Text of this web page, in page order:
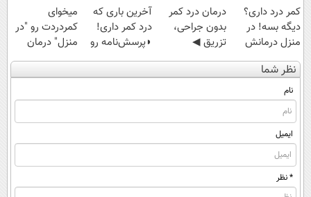
کمر درد داری؟
دیگه بسه! در
منزل درمانش
کن
(◀پرسش‌نامه)
درمان درد کمر
بدون جراحی،
تزریق ◀
پرسش‌نامه رو پر
کن ▶
آخرین باری که
درد کمر داری!
◗پرسش‌نامه رو
پر کن◖
میخوای
کمردردت رو "در
منزل" درمان
کنی؟ (◂فیلم +
◂پرسش‌نامه)
نظر شما
نام
ایمیل
* نظر